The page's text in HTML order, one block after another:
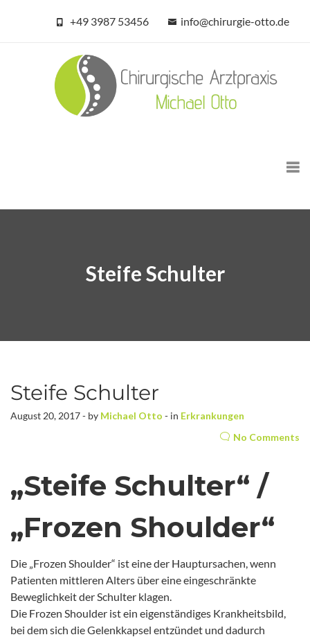
+49 3987 53456 info@chirurgie-otto.de
Steife Schulter
Steife Schulter
August 20, 2017 - by Michael Otto - in Erkrankungen
No Comments
„Steife Schulter“ /
„Frozen Shoulder“
Die „Frozen Shoulder“ ist eine der Hauptursachen, wenn
Patienten mittleren Alters über eine eingeschränkte
Beweglichkeit der Schulter klagen.
Die Frozen Shoulder ist ein eigenständiges Krankheitsbild,
bei dem sich die Gelenkkapsel entzündet und dadurch